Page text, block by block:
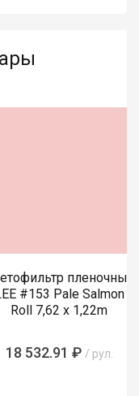
пленочный
#153 Pale Salmon
Roll 7,62 x 1,22m
18 532.91 ₽ / рул.